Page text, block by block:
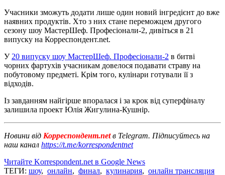
Учасники зможуть додати лише один новий інгредієнт до вже
наявних продуктів. Хто з них стане переможцем другого
сезону шоу МастерШеф. Професіонали-2, дивіться в 21
випуску на Корреспондент.net.
У 20 випуску шоу МастерШеф. Професіонали-2 в битві
чорних фартухів учасникам довелося подавати страву на
побутовому предметі. Крім того, кулінари готували її з
відходів.
Із завданням найгірше впоралася і за крок від суперфіналу
залишила проект Юлія Жигулина-Кушнір.
Новини від Корреспондент.netв Telegram. Підписуйтесь на
наш канал https://t.me/korrespondentnet
Читайте Korrespondent.net в Google News
ТЕГИ: шоу, онлайн, финал, кулинария, онлайн трансляция